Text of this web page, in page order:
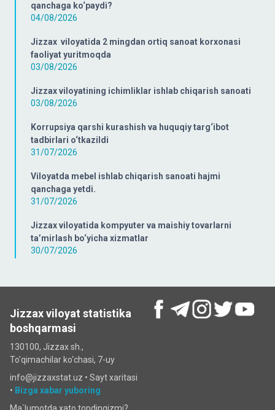
qanchaga ko‘paydi?
04/08/2026
Jizzax viloyatida 2 mingdan ortiq sanoat korxonasi
faoliyat yuritmoqda
03/08/2026
Jizzax viloyatining ichimliklar ishlab chiqarish sanoati
03/08/2026
Korrupsiya qarshi kurashish va huquqiy targ‘ibot
tadbirlari o‘tkazildi
31/07/2026
Viloyatda mebel ishlab chiqarish sanoati hajmi
qanchaga yetdi.
31/07/2026
Jizzax viloyatida kompyuter va maishiy tovarlarni
ta’mirlash bo‘yicha xizmatlar
30/07/2026
Jizzax viloyat statistika
boshqarmasi
130100, Jizzax sh.,
To'qimachilar ko‘chаsi, 7-uy
info@jizzaxstat.uz • Sayt xaritasi
• Bizga xabar yuboring